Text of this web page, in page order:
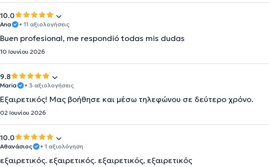
10.0
Ana • 11 αξιολογήσεις
Buen profesional, me respondió todas mis dudas
10 Ιουνίου 2026
9.8
Maria • 3 αξιολογήσεις
Εξαιρετικός! Μας βοήθησε και μέσω τηλεφώνου σε δεύτερο χρόνο.
02 Ιουνίου 2026
10.0
Αθανάσιος • 1 αξιολόγηση
εξαιρετικός. εξαιρετικός. εξαιρετικός, εξαιρετικός